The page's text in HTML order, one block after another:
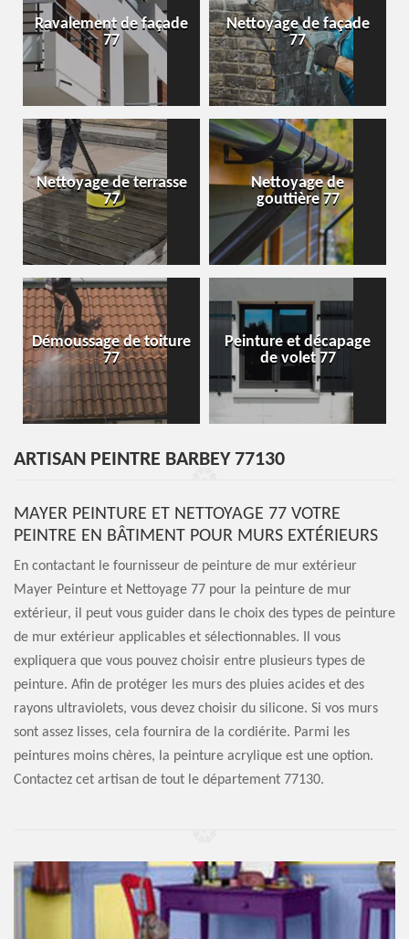
Ravalement de façade
77
Nettoyage de façade
77
Nettoyage de terrasse
77
Nettoyage de
gouttière 77
Démoussage de toiture
77
Peinture et décapage
de volet 77
ARTISAN PEINTRE BARBEY 77130
MAYER PEINTURE ET NETTOYAGE 77 VOTRE
PEINTRE EN BÂTIMENT POUR MURS EXTÉRIEURS
En contactant le fournisseur de peinture de mur extérieur
Mayer Peinture et Nettoyage 77 pour la peinture de mur
extérieur, il peut vous guider dans le choix des types de peinture
de mur extérieur applicables et sélectionnables. Il vous
expliquera que vous pouvez choisir entre plusieurs types de
peinture. Afin de protéger les murs des pluies acides et des
rayons ultraviolets, vous devez choisir du silicone. Si vos murs
sont assez lisses, cela fournira de la cordiérite. Parmi les
peintures moins chères, la peinture acrylique est une option.
Contactez cet artisan de tout le département 77130.